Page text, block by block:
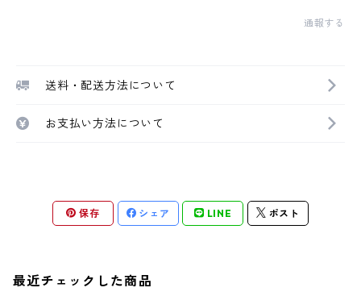
通報する
送料・配送方法について
お支払い方法について
保存 シェア LINE ポスト
最近チェックした商品